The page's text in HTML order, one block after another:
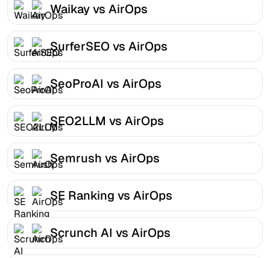
Waikay vs AirOps
SurferSEO vs AirOps
SeoProAI vs AirOps
SEO2LLM vs AirOps
Semrush vs AirOps
SE Ranking vs AirOps
Scrunch AI vs AirOps